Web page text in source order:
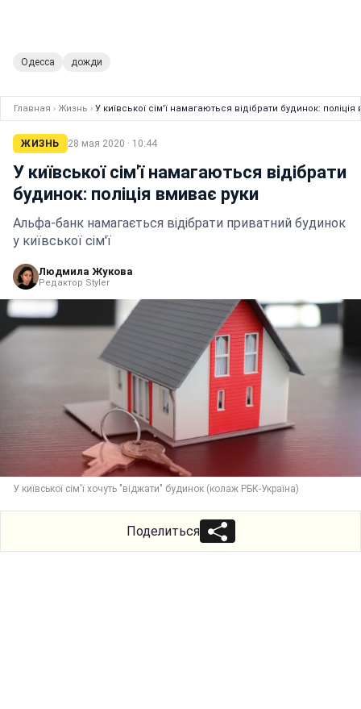
Одесса дожди
Главная › Жизнь › У київської сім'ї намагаються відібрати будинок:
ЖИЗНЬ 28 мая 2020 · 10:44
У київської сім'ї намагаються відібрати
будинок: поліція вмиває руки
Альфа-банк намагається відібрати приватний будинок
у київської сім'ї
Людмила Жукова
Редактор Styler
У київської сім'ї хочуть "віджати" будинок (колаж РБК-Україна)
Поделиться